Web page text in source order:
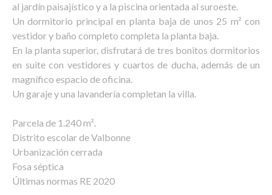
al jardín paisajístico y a la piscina orientada al suroeste.
Un dormitorio principal en planta baja de unos 25 m² con
vestidor y baño completo completa la planta baja.
En la planta superior, disfrutará de tres bonitos dormitorios
en suite con vestidores y cuartos de ducha, además de un
magnífico espacio de oficina.
Un garaje y una lavandería completan la villa.
Parcela de 1.240 m².
Distrito escolar de Valbonne
Urbanización cerrada
Fosa séptica
Últimas normas RE 2020